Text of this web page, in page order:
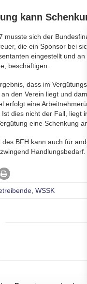
kann
musste sich der
die ein Sponsor bei
eingestellt und an
beschäftigen.
dass im
den Verein liegt und
erfolgt eine
dies nicht der Fall, liegt
eine Schenkung
des BFH kann auch für
Handlungsbedarf.
WSSK